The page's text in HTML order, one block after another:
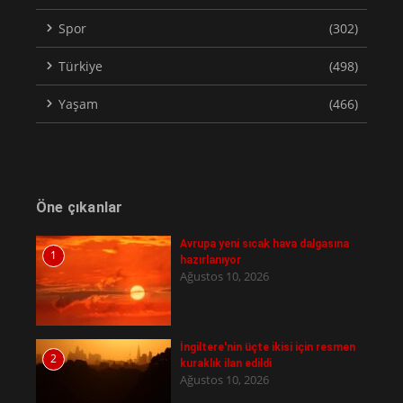
Spor (302)
Türkiye (498)
Yaşam (466)
Öne çıkanlar
1
Avrupa yeni sıcak hava dalgasına
hazırlanıyor
Ağustos 10, 2026
2
İngiltere'nin üçte ikisi için resmen
kuraklık ilan edildi
Ağustos 10, 2026